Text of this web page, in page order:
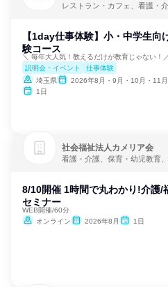
レストラン・カフェ、看護・
【1day仕事体験】小・中学生向
験コース
＼ 毎年大人気！教えるだけが教育じゃない！
説明会・イベント
仕事体験
埼玉県
2026年8月・9月・10月・11月・12
1日
社会福祉法人カメリア会
看護・介護、保育・幼児教育
8/10開催 1時間で丸わかり!介護/
セミナー
WEB開催/60分
オンライン
2026年8月 1日